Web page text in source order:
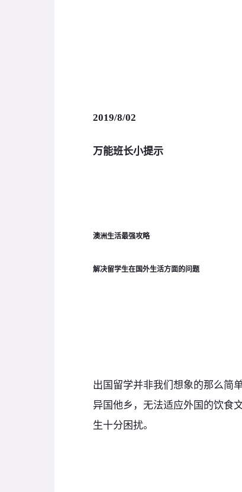
2019/8/02
万能班长小提示
澳洲生活最强攻略
解决留学生在国外生活方面的问题
出国留学并非我们想象的那么简
异国他乡，无法适应外国的饮食
生十分困扰。